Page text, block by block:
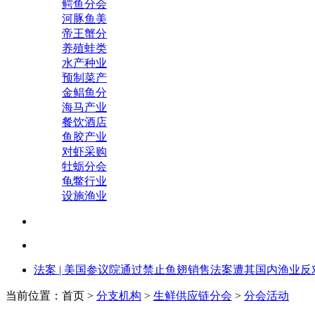
鳄鱼分会
河豚鱼美
帝王蟹分
养殖蛙类
水产种业
预制菜产
金鲳鱼分
海马产业
餐饮酒店
鱼胶产业
对虾采购
牡蛎分会
龟鳖行业
设施渔业
法案 | 美国参议院通过禁止鱼翅销售法案遭其国内渔业反
当前位置：首页 > 分支机构 > 生鲜供应链分会 > 分会活动